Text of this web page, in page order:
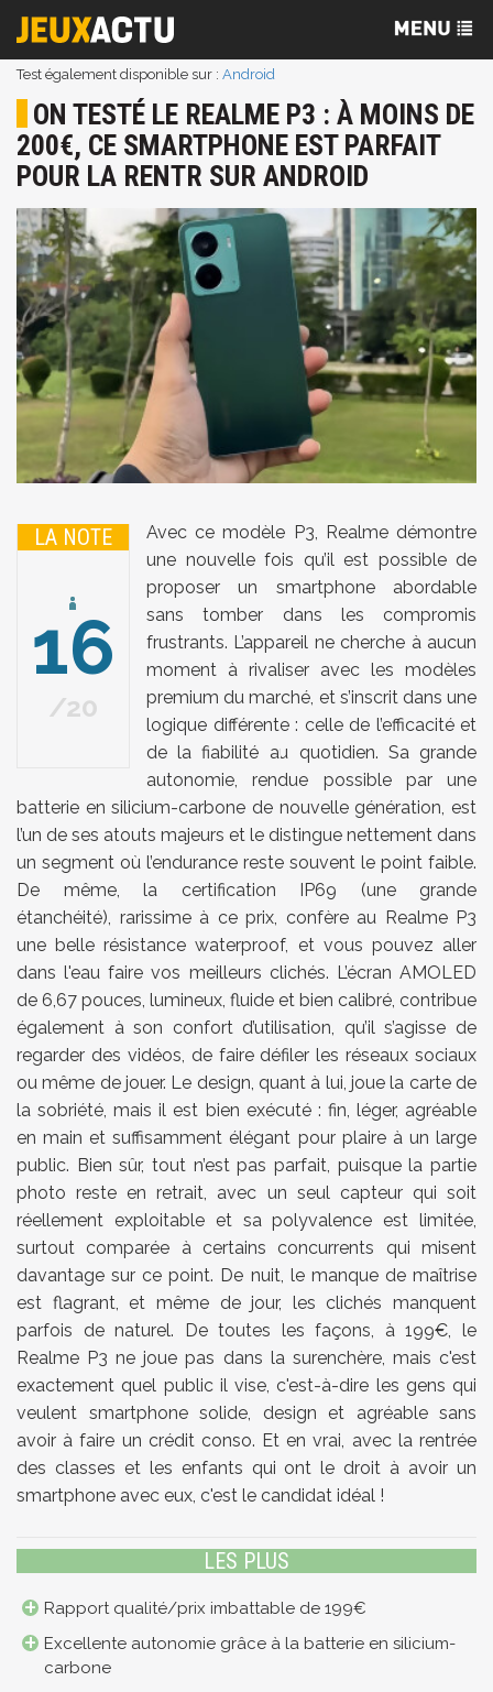
Test également disponible sur : Android
ON TESTÉ LE REALME P3 : À MOINS DE
200€, CE SMARTPHONE EST PARFAIT
POUR LA RENTR SUR ANDROID
LA NOTE
16
20
Avec ce modèle P3, Realme démontre
une nouvelle fois qu’il est possible de
proposer un smartphone abordable
sans tomber dans les compromis
frustrants. L’appareil ne cherche à aucun
moment à rivaliser avec les modèles
premium du marché, et s’inscrit dans une
logique différente : celle de l’efficacité et
de la fiabilité au quotidien. Sa grande
autonomie, rendue possible par une
batterie en silicium-carbone de nouvelle génération, est
l’un de ses atouts majeurs et le distingue nettement dans
un segment où l’endurance reste souvent le point faible.
De même, la certification IP69 (une grande
étanchéité), rarissime à ce prix, confère au Realme P3
une belle résistance waterproof, et vous pouvez aller
dans l'eau faire vos meilleurs clichés. L’écran AMOLED
de 6,67 pouces, lumineux, fluide et bien calibré, contribue
également à son confort d’utilisation, qu’il s’agisse de
regarder des vidéos, de faire défiler les réseaux sociaux
ou même de jouer. Le design, quant à lui, joue la carte de
la sobriété, mais il est bien exécuté : fin, léger, agréable
en main et suffisamment élégant pour plaire à un large
public. Bien sûr, tout n’est pas parfait, puisque la partie
photo reste en retrait, avec un seul capteur qui soit
réellement exploitable et sa polyvalence est limitée,
surtout comparée à certains concurrents qui misent
davantage sur ce point. De nuit, le manque de maîtrise
est flagrant, et même de jour, les clichés manquent
parfois de naturel. De toutes les façons, à 199€, le
Realme P3 ne joue pas dans la surenchère, mais c'est
exactement quel public il vise, c'est-à-dire les gens qui
veulent smartphone solide, design et agréable sans
avoir à faire un crédit conso. Et en vrai, avec la rentrée
des classes et les enfants qui ont le droit à avoir un
smartphone avec eux, c'est le candidat idéal !
LES PLUS
Rapport qualité/prix imbattable de 199€
Excellente autonomie grâce à la batterie en silicium-
carbone